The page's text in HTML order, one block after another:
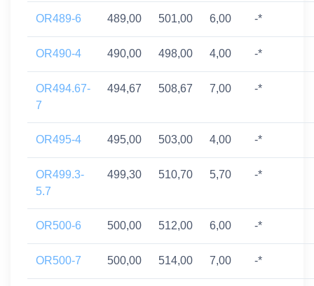
OR489-6 489,00 501,00 6,00 -*
OR490-4 490,00 498,00 4,00 -*
OR494.67-
7
494,67 508,67 7,00 -*
OR495-4 495,00 503,00 4,00 -*
OR499.3-
5.7
499,30 510,70 5,70 -*
OR500-6 500,00 512,00 6,00 -*
OR500-7 500,00 514,00 7,00 -*